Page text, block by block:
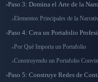
Paso 3: Domina el Arte de la
Elementos Principales de la
Paso 4: Crea un Portafolio
Por Qué Importa un Portafolio
Construyendo un Portafolio
Paso 5: Construye Redes de